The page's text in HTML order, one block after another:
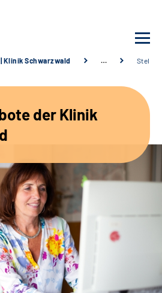
Klinik Schwarzwald …
der Klinik